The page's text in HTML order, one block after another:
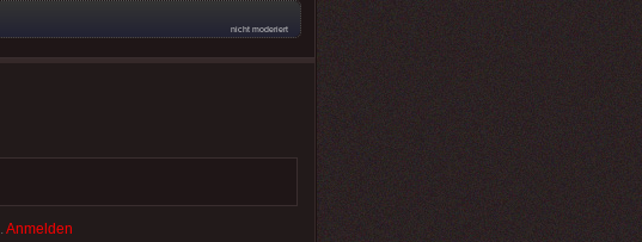
nicht moderiert
Anmelden